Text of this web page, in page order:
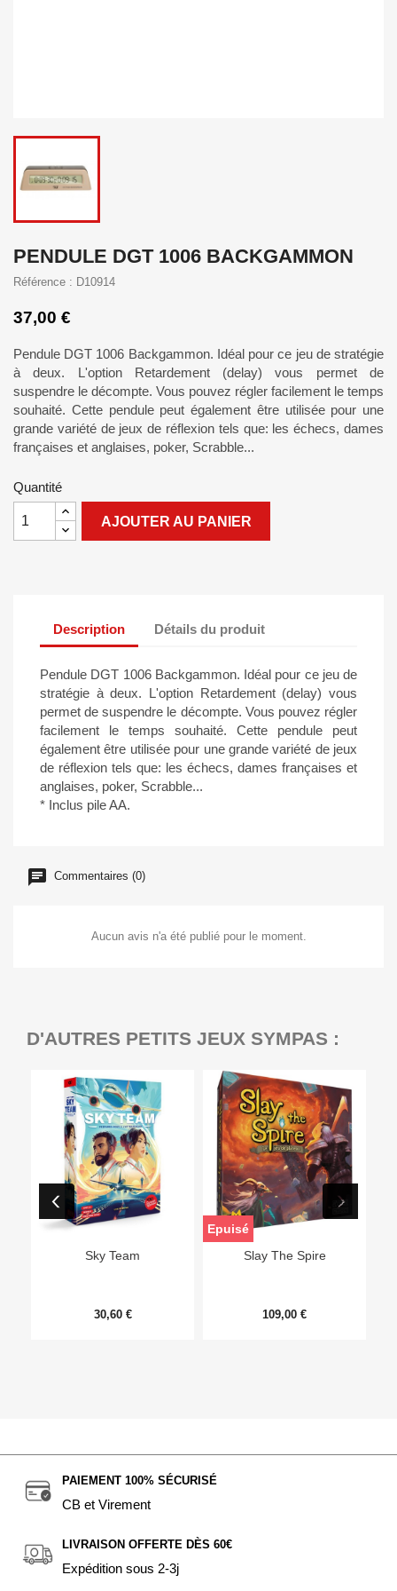
PENDULE DGT 1006 BACKGAMMON
Référence : D10914
37,00 €
Pendule DGT 1006 Backgammon. Idéal pour ce jeu de stratégie
à deux. L'option Retardement (delay) vous permet de
suspendre le décompte. Vous pouvez régler facilement le temps
souhaité. Cette pendule peut également être utilisée pour une
grande variété de jeux de réflexion tels que: les échecs, dames
françaises et anglaises, poker, Scrabble...
Quantité
AJOUTER AU PANIER
Description Détails du produit
Pendule DGT 1006 Backgammon. Idéal pour ce jeu de
stratégie à deux. L'option Retardement (delay) vous
permet de suspendre le décompte. Vous pouvez régler
facilement le temps souhaité. Cette pendule peut
également être utilisée pour une grande variété de jeux
de réflexion tels que: les échecs, dames françaises et
anglaises, poker, Scrabble...
* Inclus pile AA.
Commentaires (0)
Aucun avis n'a été publié pour le moment.
D'AUTRES PETITS JEUX SYMPAS :
Sky Team
30,60 €
Slay The Spire
109,00 €
Epuisé
PAIEMENT 100% SÉCURISÉ
CB et Virement
LIVRAISON OFFERTE DÈS 60€
Expédition sous 2-3j